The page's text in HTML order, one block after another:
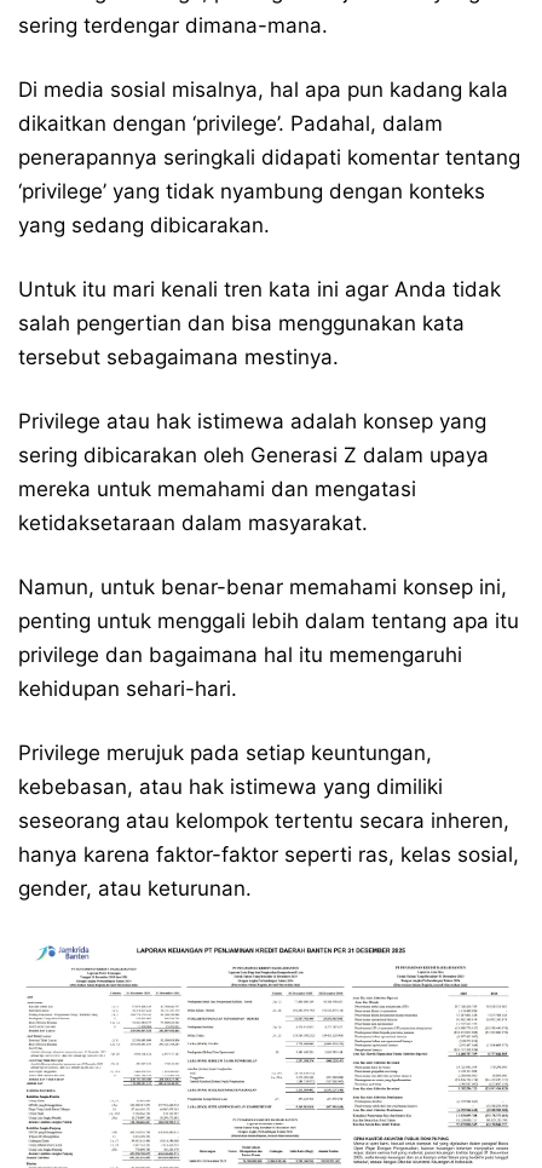
sering terdengar dimana-mana.
Di media sosial misalnya, hal apa pun kadang kala
dikaitkan dengan ‘privilege’. Padahal, dalam
penerapannya seringkali didapati komentar tentang
‘privilege’ yang tidak nyambung dengan konteks
yang sedang dibicarakan.
Untuk itu mari kenali tren kata ini agar Anda tidak
salah pengertian dan bisa menggunakan kata
tersebut sebagaimana mestinya.
Privilege atau hak istimewa adalah konsep yang
sering dibicarakan oleh Generasi Z dalam upaya
mereka untuk memahami dan mengatasi
ketidaksetaraan dalam masyarakat.
Namun, untuk benar-benar memahami konsep ini,
penting untuk menggali lebih dalam tentang apa itu
privilege dan bagaimana hal itu memengaruhi
kehidupan sehari-hari.
Privilege merujuk pada setiap keuntungan,
kebebasan, atau hak istimewa yang dimiliki
seseorang atau kelompok tertentu secara inheren,
hanya karena faktor-faktor seperti ras, kelas sosial,
gender, atau keturunan.